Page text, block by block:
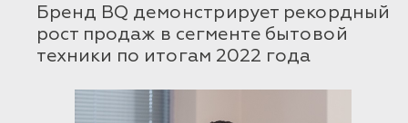
Бренд BQ демонстрирует рекордный
рост продаж в сегменте бытовой
техники по итогам 2022 года